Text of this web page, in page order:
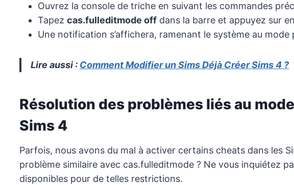
Ouvrez la console de triche en suivant les commandes
Tapez cas.fulleditmode off dans la barre et appuyez sur
Une notification s’affichera, ramenant le système au mode
Lire aussi : Comment Modifier un Sims Déjà Créer Sims 4 ?
Résolution des problèmes liés au
Sims 4
Parfois, nous avons du mal à activer certains cheats dans les
problème similaire avec cas.fulleditmode ? Ne vous inquiétez
disponibles pour de telles restrictions.